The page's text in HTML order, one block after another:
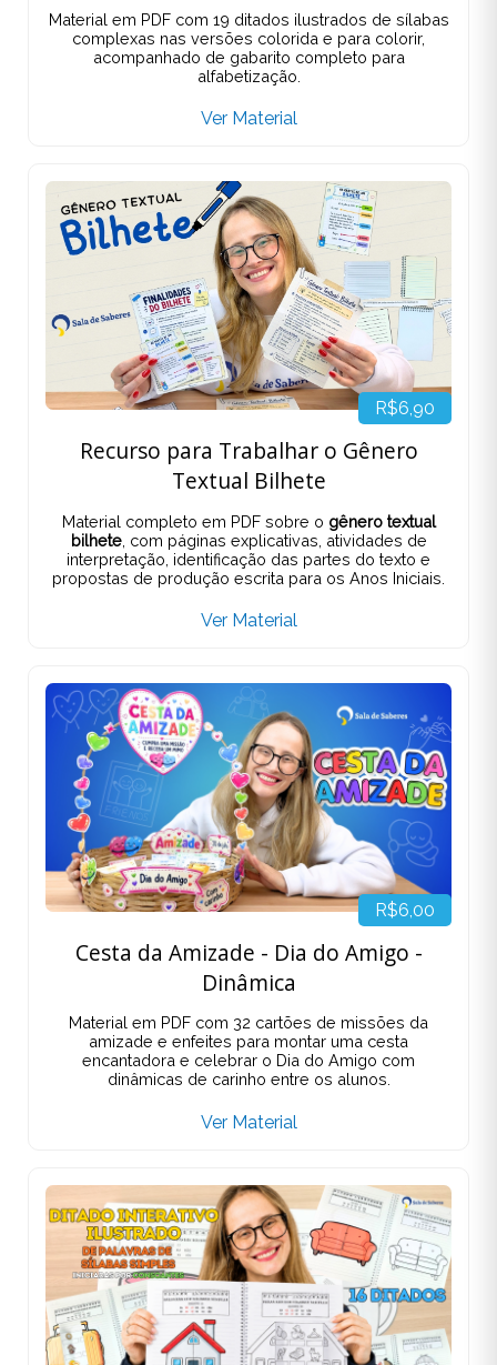
Material em PDF com 19 ditados ilustrados de sílabas
complexas nas versões colorida e para colorir,
acompanhado de gabarito completo para
alfabetização.
Ver Material
R$6,90
Recurso para Trabalhar o Gênero
Textual Bilhete
Material completo em PDF sobre o gênero textual
bilhete, com páginas explicativas, atividades de
interpretação, identificação das partes do texto e
propostas de produção escrita para os Anos Iniciais.
Ver Material
R$6,00
Cesta da Amizade - Dia do Amigo -
Dinâmica
Material em PDF com 32 cartões de missões da
amizade e enfeites para montar uma cesta
encantadora e celebrar o Dia do Amigo com
dinâmicas de carinho entre os alunos.
Ver Material